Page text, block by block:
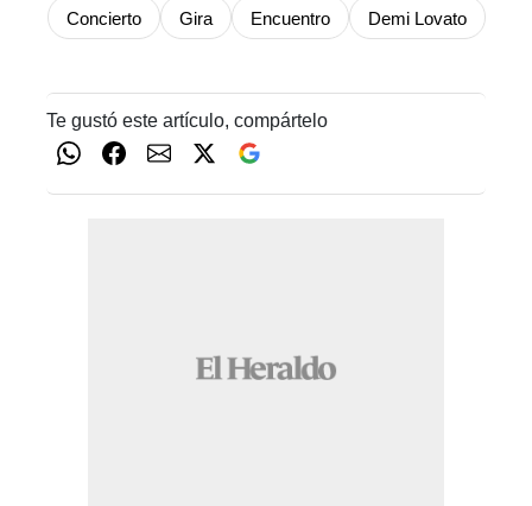
Concierto Gira Encuentro Demi Lovato
Te gustó este artículo, compártelo